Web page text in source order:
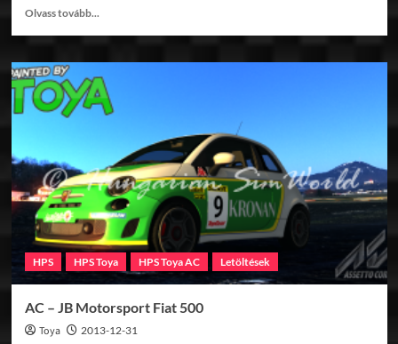
Olvass tovább...
ST
Demo
K5
Blazer
HPS HPS Toya HPS Toya AC Letöltések
AC – JB Motorsport Fiat 500
Toya 2013-12-31